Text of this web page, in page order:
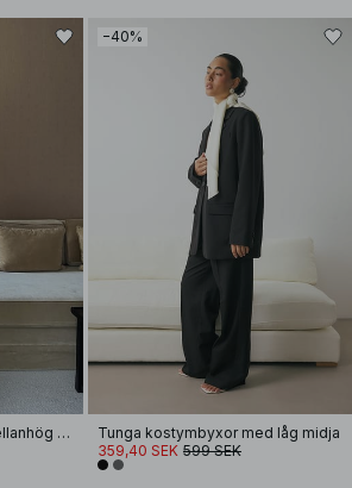
Melerade byxor med mellanhög midja
−40%
Tunga kostymbyxor med låg midja
359,40 SEK 599 SEK